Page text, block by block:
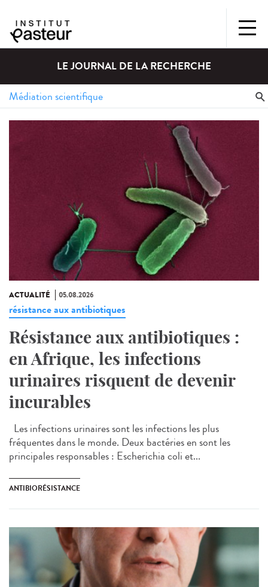
LE JOURNAL DE LA RECHERCHE
ACTUALITÉ 05.08.2026
résistance aux antibiotiques
Résistance aux antibiotiques :
en Afrique, les infections
urinaires risquent de devenir
incurables
Les infections urinaires sont les infections les plus
fréquentes dans le monde. Deux bactéries en sont les
principales responsables : Escherichia coli et...
ANTIBIORÉSISTANCE